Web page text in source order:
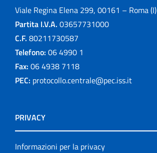
Viale Regina Elena 299, 00161 – Roma (I)
Partita I.V.A. 03657731000
C.F. 80211730587
Telefono: 06 4990 1
Fax: 06 4938 7118
PEC: protocollo.centrale@pec.iss.it
PRIVACY
Informazioni per la privacy